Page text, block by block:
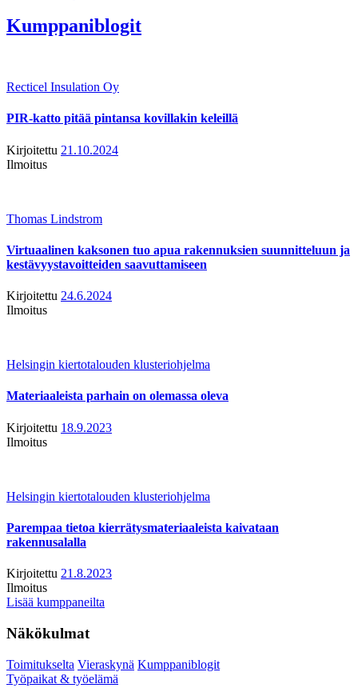
Kumppaniblogit
Recticel Insulation Oy
PIR-katto pitää pintansa kovillakin keleillä
Kirjoitettu 21.10.2024
Ilmoitus
Thomas Lindstrom
Virtuaalinen kaksonen tuo apua rakennuksien suunnitteluun ja
kestävyystavoitteiden saavuttamiseen
Kirjoitettu 24.6.2024
Ilmoitus
Helsingin kiertotalouden klusteriohjelma
Materiaaleista parhain on olemassa oleva
Kirjoitettu 18.9.2023
Ilmoitus
Helsingin kiertotalouden klusteriohjelma
Parempaa tietoa kierrätysmateriaaleista kaivataan
rakennusalalla
Kirjoitettu 21.8.2023
Ilmoitus
Lisää kumppaneilta
Näkökulmat
Toimitukselta Vieraskynä Kumppaniblogit
Työpaikat & työelämä